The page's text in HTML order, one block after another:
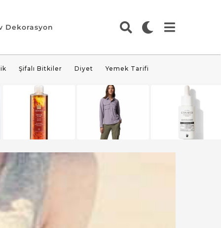
Dekorasyon
Şifalı Bitkiler Diyet Yemek Tarifi